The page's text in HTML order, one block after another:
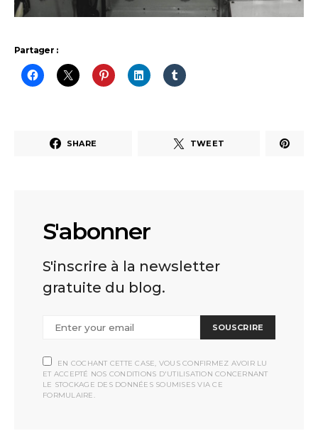
Partager :
SHARE TWEET
S'abonner
S'inscrire à la newsletter
gratuite du blog.
SOUSCRIRE
EN COCHANT CETTE CASE, VOUS CONFIRMEZ AVOIR LU
ET ACCEPTÉ NOS CONDITIONS D'UTILISATION CONCERNANT
LE STOCKAGE DES DONNÉES SOUMISES VIA CE
FORMULAIRE.